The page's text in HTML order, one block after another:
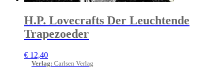
H.P. Lovecrafts Der Leuchtende
Trapezoeder
€ 12,40
Verlag: Carlsen Verlag